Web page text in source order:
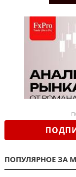
ПОПУЛЯРНОЕ ЗА